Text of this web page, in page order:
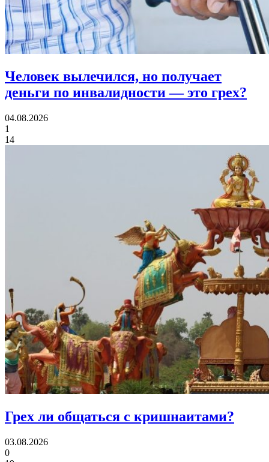
Человек вылечился, но получает
деньги по инвалидности— это грех?
04.08.2026
1
14
Грех ли общаться с кришнаитами?
03.08.2026
0